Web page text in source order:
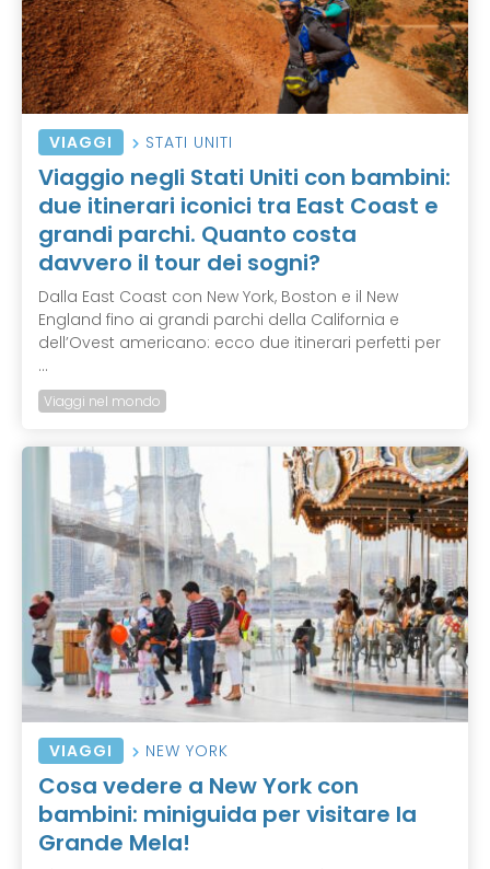
VIAGGI STATI UNITI
Viaggio negli Stati Uniti con bambini:
due itinerari iconici tra East Coast e
grandi parchi. Quanto costa
davvero il tour dei sogni?
Dalla East Coast con New York, Boston e il New
England fino ai grandi parchi della California e
dell’Ovest americano: ecco due itinerari perfetti per
...
Viaggi nel mondo
VIAGGI NEW YORK
Cosa vedere a New York con
bambini: miniguida per visitare la
Grande Mela!